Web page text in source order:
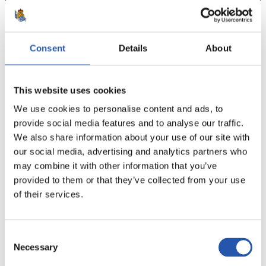
Consent Details About
This website uses cookies
We use cookies to personalise content and ads, to
provide social media features and to analyse our traffic.
We also share information about your use of our site with
our social media, advertising and analytics partners who
may combine it with other information that you’ve
provided to them or that they’ve collected from your use
of their services.
Selection
Necessary
28/12/2023
POUSSINS